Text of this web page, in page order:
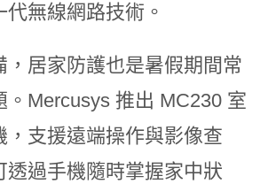
無線網路技術。
，居家防護也是暑假期間常
。Mercusys 推出 MC230 室
，支援遠端操作與影像查
透過手機隨時掌握家中狀